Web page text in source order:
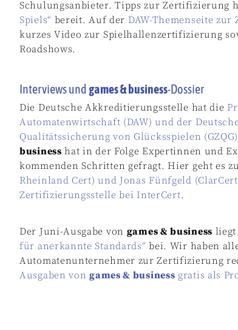
Schulungsanbieter. Tipps zur Zertifizierung
Spiels“ bereit. Auf der DAW-Themenseite
kurzes Video zur Spielhallenzertifizierung
Roadshows.
Interviews und games & business-Dossier
Die Deutsche Akkreditierungsstelle hat die
Automatenwirtschaft (DAW) und der
Qualitätssicherung von Glücksspielen
business hat in der Folge Expertinnen und
kommenden Schritten gefragt. Hier geht es
Rheinland Cert) und Jonas Fünfgeld
Zertifizierungsstelle bei InterCert.
Der Juni-Ausgabe von games & business liegt
für anerkannte Standards“ bei. Wir haben
Automatenunternehmer zur Zertifizierung
Ausgaben vongames & business gratis als